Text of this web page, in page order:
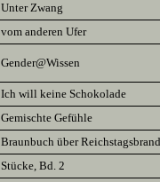
Unter Zwang
vom anderen Ufer
Gender@Wissen
Ich will keine Schokolade
Gemischte Gefühle
Braunbuch über
Stücke, Bd. 2